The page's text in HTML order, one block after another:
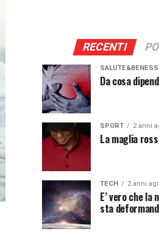
RECENTI
Da cosa
SPORT 2 anni
La maglia
TECH 2 anni
E’ vero che
sta